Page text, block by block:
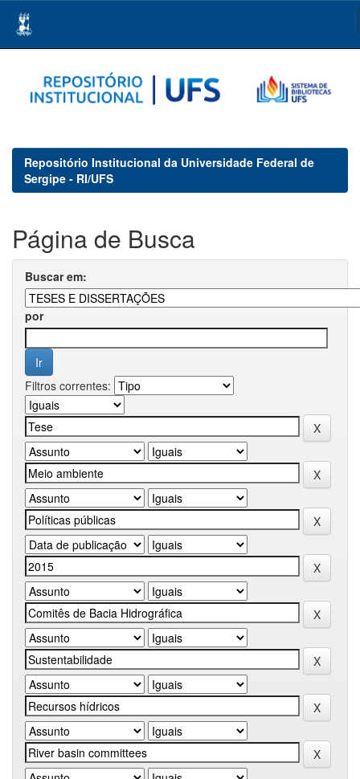
navigation
Repositório Institucional da Universidade Federal de
Sergipe - RI/UFS
Página de Busca
Buscar em:
por
Filtros correntes: